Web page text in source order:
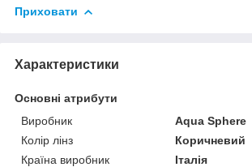
Приховати
Характеристики
Основні атрибути
Виробник
Aqua Sphere
Колір лінз
Коричневий
Країна виробник
Італія